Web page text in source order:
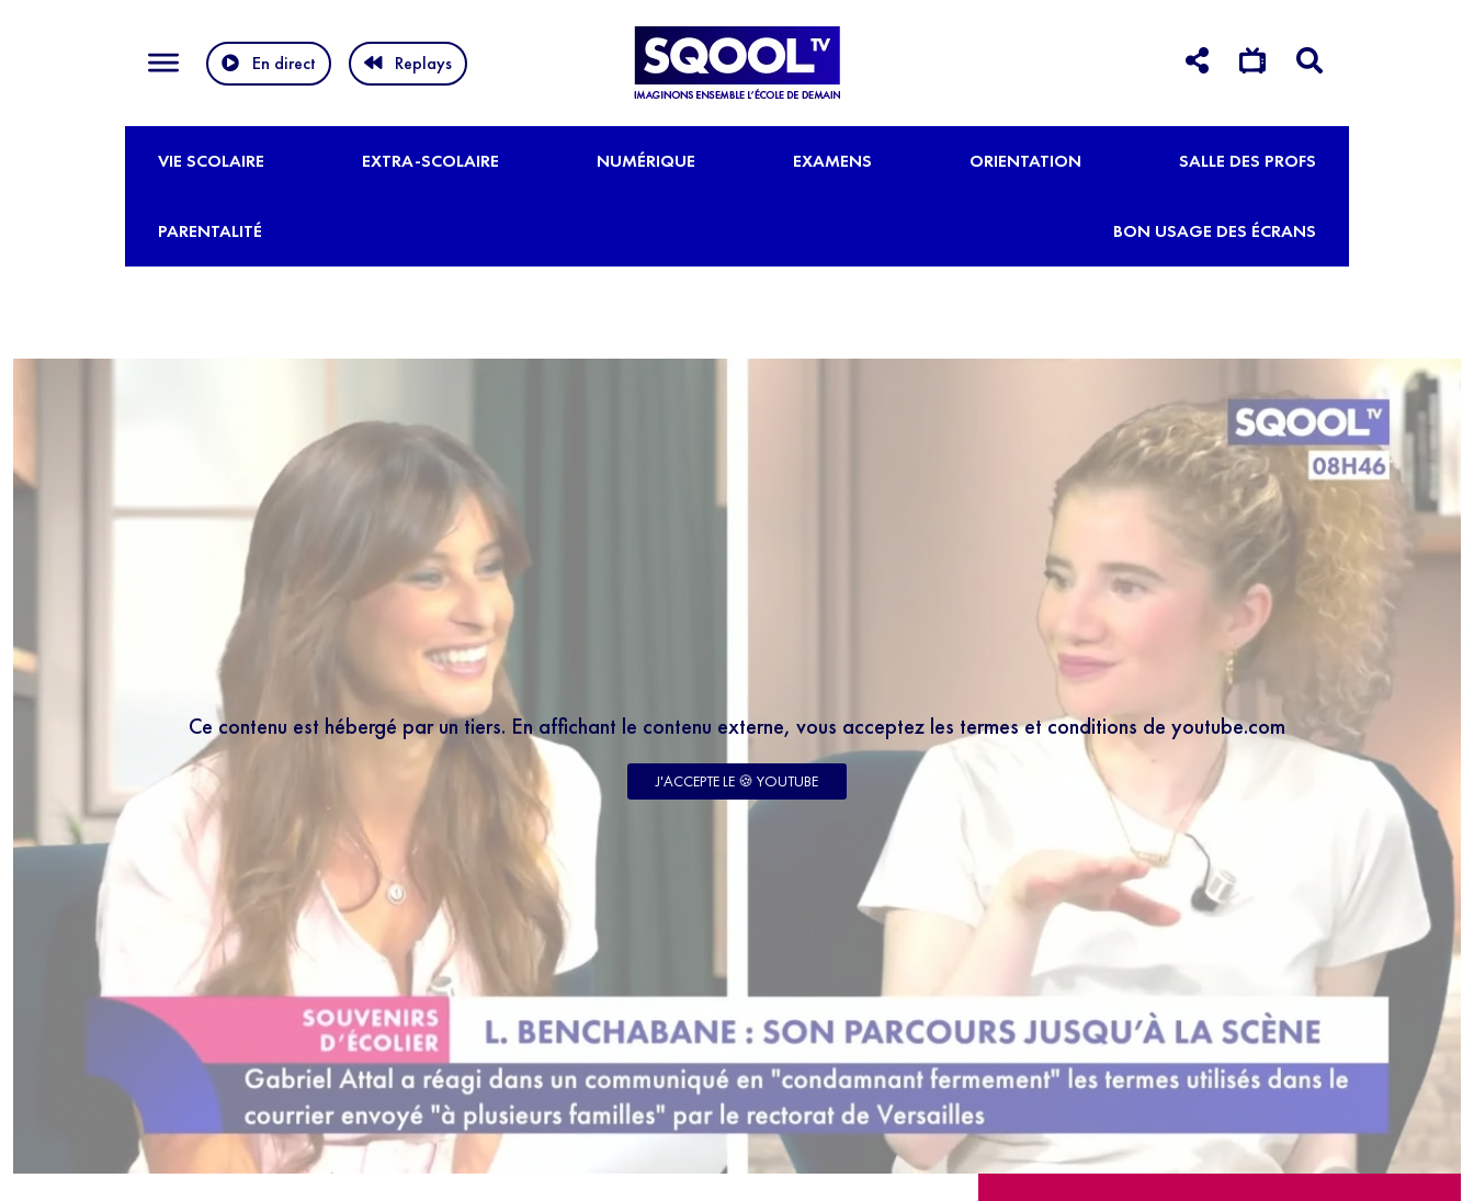
En direct Replays
VIE SCOLAIRE EXTRA-SCOLAIRE NUMÉRIQUE EXAMENS ORIENTATION SALLE DES PROFS
PARENTALITÉ BON USAGE DES ÉCRANS
Ce contenu est hébergé par un tiers. En affichant le contenu externe, vous acceptez les termes et conditions de youtube.com
J'ACCEPTE LE 🍪 YOUTUBE
NEWSLETTER
Inscrivez-vous à notre newsletter 100% éducation et recevez tous
les mercredis le meilleur des programmes SQOOL TV en moins de
5 minutes.
En renseignant votre email, vous acceptez de recevoir
régulièrement notre newsletter par courrier électronique et vous prenez
connaissance de notre politique de confidentialité. Vous pouvez à tout
moment vous désabonner avec le bouton de désinscription qui figure en
bas de chaque mail reçu.